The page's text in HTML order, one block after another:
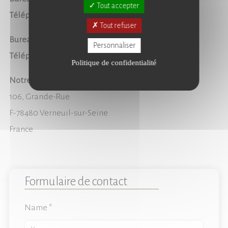
Téléphone :
+33-9-70-40-79-22
Bureau Administratif
Téléphone :
+33-5-65-76-55-07
Notre Dame International High School
106, Grande-Rue
F-78480 Verneuil-sur-Seine
France
Formulaire de contact
Name *
Tout accepter
Tout refuser
Personnaliser
Politique de confidentialité